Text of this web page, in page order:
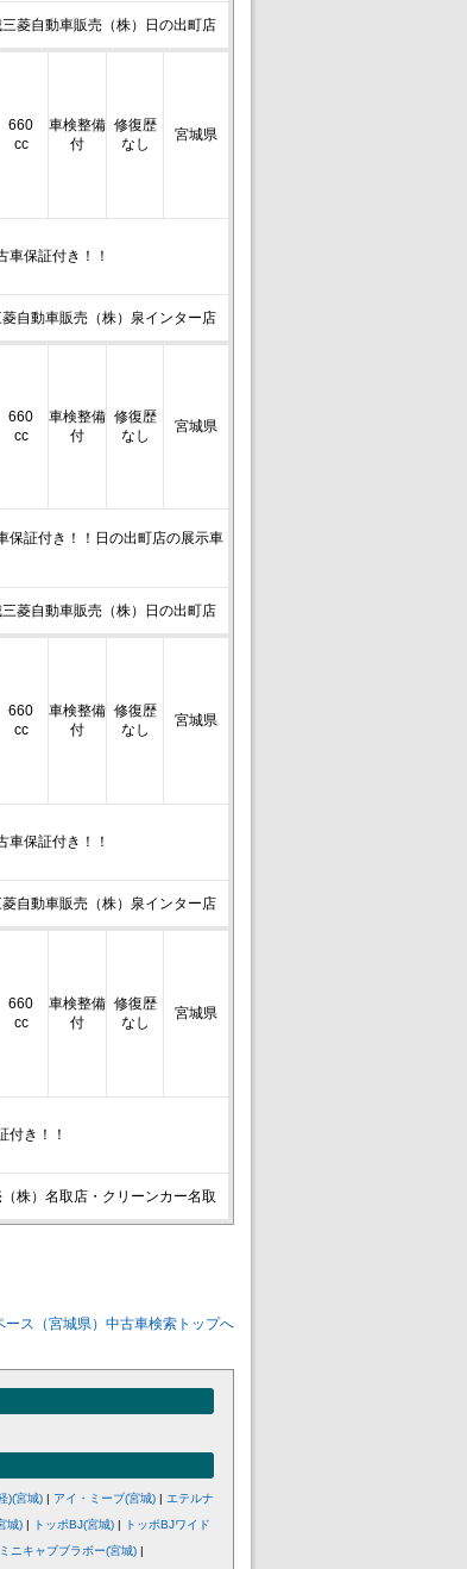
菱自動車販売（株）日の出町店
660
cc
車検整備
付
修復歴
なし
宮城県
車保証付き！！
自動車販売（株）泉インター店
660
cc
車検整備
付
修復歴
なし
宮城県
保証付き！！日の出町店の展示車
菱自動車販売（株）日の出町店
660
cc
車検整備
付
修復歴
なし
宮城県
車保証付き！！
自動車販売（株）泉インター店
660
cc
車検整備
付
修復歴
なし
宮城県
付き！！
株）名取店・クリーンカー名取
ース（宮城県）中古車検索トップへ
)(宮城) | アイ・ミーブ(宮城) | エテルナ
城) | トッポBJ(宮城) |
トッポBJワイド
ミニキャブブラボー(宮城) |